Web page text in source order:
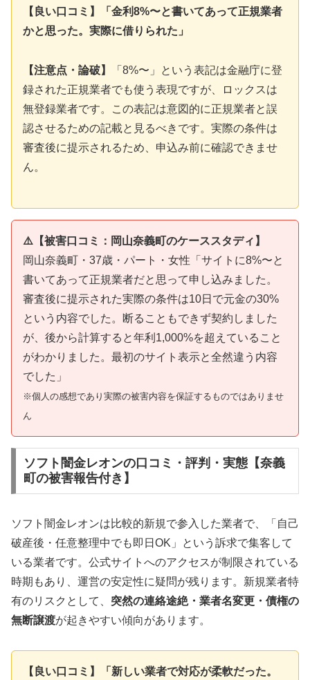
【良い口コミ】「金利8%〜と書いてあって正規業者
かと思った。実際に借りられた」
【注意点・論破】
「8%〜」という表記は金融庁に登
録された正規業者でも使う表現ですが、ロックスは
無登録業者です。この表記は意図的に正規業者と誤
認させるための記載と見るべきです。実際の条件は
審査後に提示されるため、申込み前に確認できませ
ん。
⚠️【被害口コミ：岡山奈義町のケーススタディ】
岡山奈義町・37歳・パート・女性「サイトに8%〜と
書いてあって正規業者だと思って申し込みました。
審査後に提示された実際の条件は10日で元金の30%
という内容でした。断ることもできず契約しました
が、後から計算すると年利1,000%を超えていること
がわかりました。最初のサイト表示と全然違う内容
でした」
※個人の感想であり実際の被害内容を保証するものではありませ
ん
ソフト闇金レオンの口コミ・評判・実態【奈義
町の被害報告付き】
ソフト闇金レオンは比較的新規で参入した業者で、「自己
破産後・任意整理中でも即日OK」という訴求で集客して
いる業者です。公式サイトへのアクセスが制限されている
時期もあり、運営の安定性に疑問が残ります。新規業者特
有のリスクとして、 突然の連絡途絶・業者名変更・債権の
無断譲渡が起きやすい傾向があります。
【良い口コミ】「新しい業者で対応が柔軟だった。